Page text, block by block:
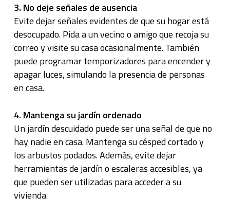
3. No deje señales de ausencia
Evite dejar señales evidentes de que su hogar está
desocupado. Pida a un vecino o amigo que recoja su
correo y visite su casa ocasionalmente. También
puede programar temporizadores para encender y
apagar luces, simulando la presencia de personas
en casa.
4. Mantenga su jardín ordenado
Un jardín descuidado puede ser una señal de que no
hay nadie en casa. Mantenga su césped cortado y
los arbustos podados. Además, evite dejar
herramientas de jardín o escaleras accesibles, ya
que pueden ser utilizadas para acceder a su
vivienda.